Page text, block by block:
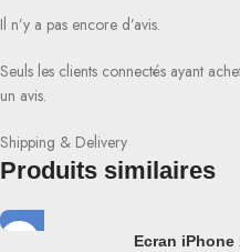
Il n’y a pas encore d’avis.
Seuls les clients connectés ayant
un avis.
Shipping & Delivery
Produits similaires
Ecran iPhone